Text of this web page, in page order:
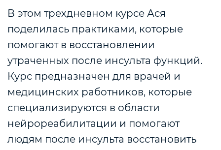
В этом трехдневном курсе Ася
поделилась практиками, которые
помогают в восстановлении
утраченных после инсульта функций.
Курс предназначен для врачей и
медицинских работников, которые
специализируются в области
нейрореабилитации и помогают
людям после инсульта восстановить